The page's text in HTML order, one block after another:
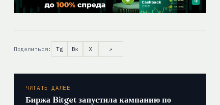
Поделиться: Tg Вк X ↗
ЧИТАТЬ ДАЛЕЕ
Биржа Bitget запустила кампанию по